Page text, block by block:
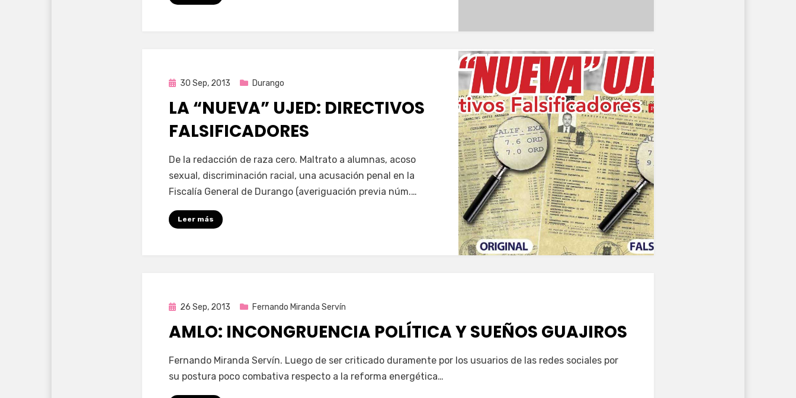
Publicada
30 Sep, 2013 Durango
LA “NUEVA” UJED: DIRECTIVOS
FALSIFICADORES
porEnrique
De la redacción de raza cero. Maltrato a alumnas, acoso
sexual, discriminación racial, una acusación penal en la
Fiscalía General de Durango (averiguación previa núm.…
Leer más
Publicada
26 Sep, 2013 Fernando Miranda Servín
AMLO: INCONGRUENCIA POLÍTICA Y SUEÑOS GUAJIROS
porEnrique
Fernando Miranda Servín. Luego de ser criticado duramente por los usuarios de las redes sociales por
su postura poco combativa respecto a la reforma energética…